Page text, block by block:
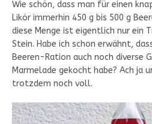
Wie schön, dass man für einen
Likör immerhin 450 g bis 500 g
diese Menge ist eigentlich nur ein
Stein. Habe ich schon erwähnt,
Beeren-Ration auch noch diverse
Marmelade gekocht habe? Ach ja
trotzdem noch voll.